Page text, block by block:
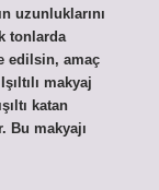
uzunluklarını
tonlarda
edilsin, amaç
makyaj
katan
Bu makyajı